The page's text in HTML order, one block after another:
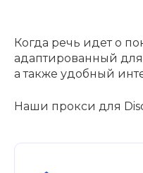
Когда речь идет о
адаптированный
а также удобный
Наши прокси для